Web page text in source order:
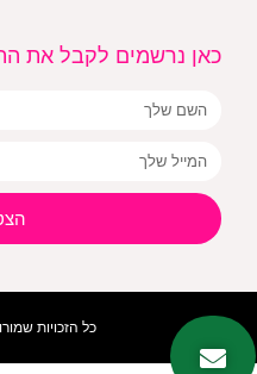
כאן נרשמים לקבל את
כל הזכויות